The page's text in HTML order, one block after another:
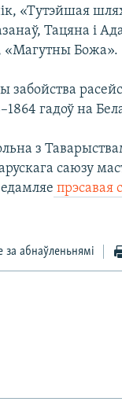
«Тутэйшая
Тацяна і
«Магутны Божа».
гадоў на
з
саюзу
прэсавая
за абнаўленьнямі